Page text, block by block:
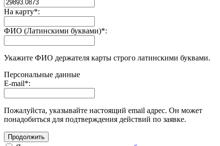
На карту*:
ФИО (Латинскими буквами)*:
Укажите ФИО держателя карты строго латинскими буквами.
Персональные данные
E-mail*:
Пожалуйста, указывайте настоящий email адрес. Он может
понадобиться для подтверждения действий по заявке.